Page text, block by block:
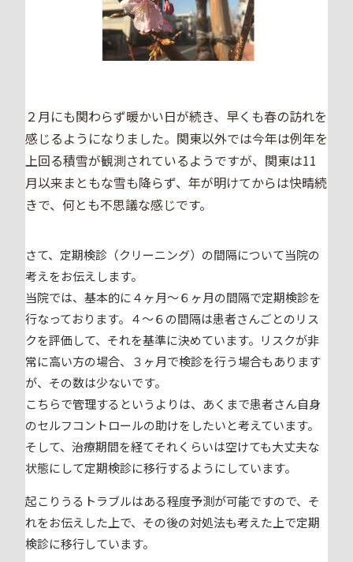
２月にも関わらず暖かい日が続き、早くも春の訪れを
感じるようになりました。関東以外では今年は例年を
上回る積雪が観測されているようですが、関東は11
月以来まともな雪も降らず、年が明けてからは快晴続
きで、何とも不思議な感じです。
さて、定期検診（クリーニング）の間隔について当院の
考えをお伝えします。
当院では、基本的に４ヶ月〜６ヶ月の間隔で定期検診を
行なっております。４〜６の間隔は患者さんごとのリス
クを評価して、それを基準に決めています。リスクが非
常に高い方の場合、３ヶ月で検診を行う場合もあります
が、その数は少ないです。
こちらで管理するというよりは、あくまで患者さん自身
のセルフコントロールの助けをしたいと考えています。
そして、治療期間を経てそれくらいは空けても大丈夫な
状態にして定期検診に移行するようにしています。
起こりうるトラブルはある程度予測が可能ですので、そ
れをお伝えした上で、その後の対処法も考えた上で定期
検診に移行しています。